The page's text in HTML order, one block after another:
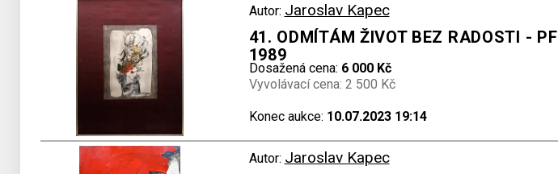
Autor: Jaroslav Kapec
41. ODMÍTÁM ŽIVOT BEZ RADOSTI - PF
1989
Dosažená cena: 6 000 Kč
Vyvolávací cena: 2 500 Kč
Konec aukce: 10.07.2023 19:14
Autor: Jaroslav Kapec